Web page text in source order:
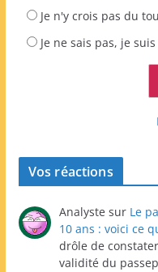
Je n'y crois pas du
Je ne sais pas, je
Vos réactions
Analyste sur Le
10 ans : voici ce
drôle de
validité du